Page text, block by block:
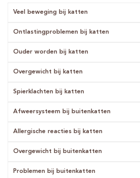
Veel beweging bij katten
Ontlastingproblemen bij katten
Ouder worden bij katten
Overgewicht bij katten
Spierklachten bij katten
Afweersysteem bij buitenkatten
Allergische reacties bij katten
Overgewicht bij buitenkatten
Problemen bij buitenkatten